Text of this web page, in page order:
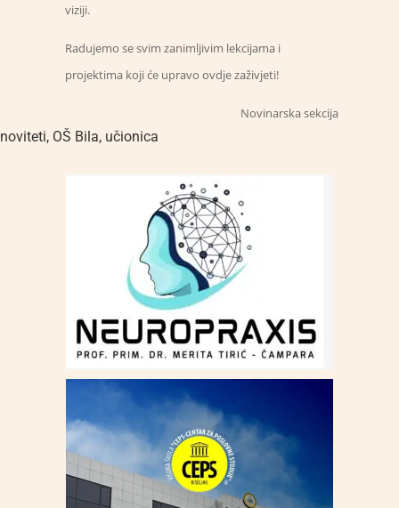
viziji.
Radujemo se svim zanimljivim lekcijama i
projektima koji će upravo ovdje zaživjeti!
Novinarska sekcija
noviteti, OŠ Bila, učionica